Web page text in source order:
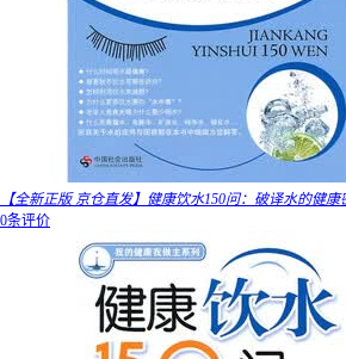
【全新正版 京仓直发】健康饮水150问：破译水的健
0条评价